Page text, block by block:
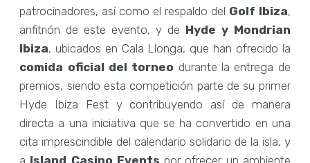
patrocinadores, así como el respaldo del Golf Ibiza,
anfitrión de este evento, y de Hyde y Mondrian
Ibiza, ubicados en Cala Llonga, que han ofrecido la
comida oficial del torneo durante la entrega de
premios, siendo esta competición parte de su primer
Hyde Ibiza Fest y contribuyendo así de manera
directa a una iniciativa que se ha convertido en una
cita imprescindible del calendario solidario de la isla, y
a Island Casino Events por ofrecer un ambiente